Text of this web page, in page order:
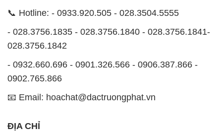
📞 Hotline: - 0933.920.505 - 028.3504.5555
- 028.3756.1835 - 028.3756.1840 - 028.3756.1841-
028.3756.1842
- 0932.660.696 - 0901.326.566 - 0906.387.866 -
0902.765.866
📧 Email: hoachat@dactruongphat.vn
ĐỊA CHỈ